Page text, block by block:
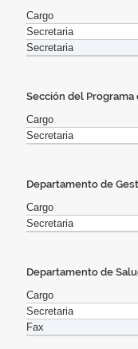
Cargo
Secretaria
Secretaria
Sección del
Cargo
Secretaria
Departamento de
Cargo
Secretaria
Departamento de
Cargo
Secretaria
Fax